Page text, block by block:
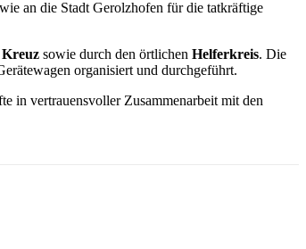
an die Stadt Gerolzhofen für die tatkräftige
Kreuz sowie durch den örtlichen Helferkreis. Die
organisiert und durchgeführt.
in vertrauensvoller Zusammenarbeit mit den